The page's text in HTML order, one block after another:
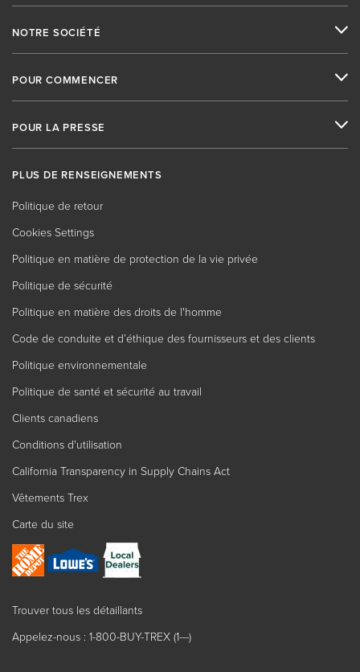
NOTRE SOCIÉTÉ
POUR COMMENCER
POUR LA PRESSE
PLUS DE RENSEIGNEMENTS
Politique de retour
Cookies Settings
Politique en matière de protection de la vie privée
Politique de sécurité
Politique en matière des droits de l'homme
Code de conduite et d’éthique des fournisseurs et des clients
Politique environnementale
Politique de santé et sécurité au travail
Clients canadiens
Conditions d'utilisation
California Transparency in Supply Chains Act
Vêtements Trex
Carte du site
Trouver tous les détaillants
Appelez-nous : 1-800-BUY-TREX (1---)